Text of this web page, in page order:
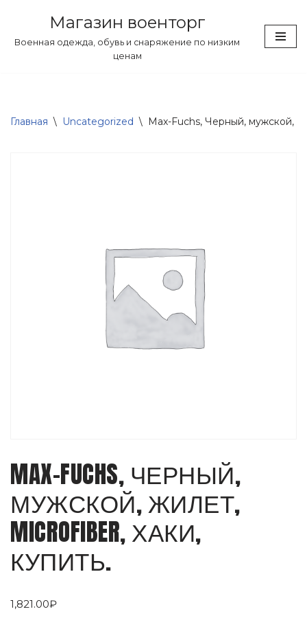
Перейти
Магазин военторг
Военная одежда, обувь и снаряжение по низким
ценам
Главная \ Uncategorized \ Max-Fuchs, Черный, мужской,
MAX-FUCHS, ЧЕРНЫЙ,
МУЖСКОЙ, ЖИЛЕТ,
MICROFIBER, ХАКИ,
КУПИТЬ.
1,821.00₽